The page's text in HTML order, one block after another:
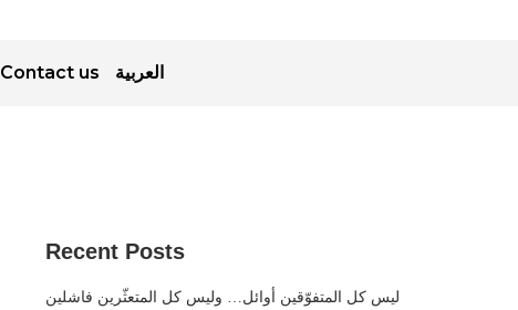
Contact us العربية
Recent Posts
ليس كل المتفوّقين أوائل… وليس كل المتعثّرين فاشلين